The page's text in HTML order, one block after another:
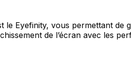
Eyefinity, vous permettant de
de l’écran avec les